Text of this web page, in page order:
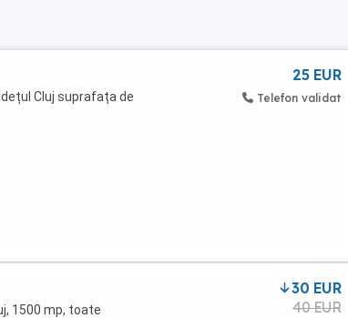
Cluj suprafața de
25 EUR
Telefon validat
1500 mp, toate
30 EUR
40 EUR